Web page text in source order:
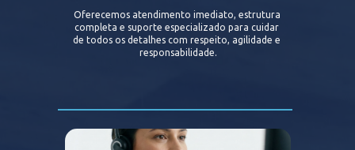
Oferecemos atendimento imediato, estrutura
completa e suporte especializado para cuidar
de todos os detalhes com respeito, agilidade e
responsabilidade.